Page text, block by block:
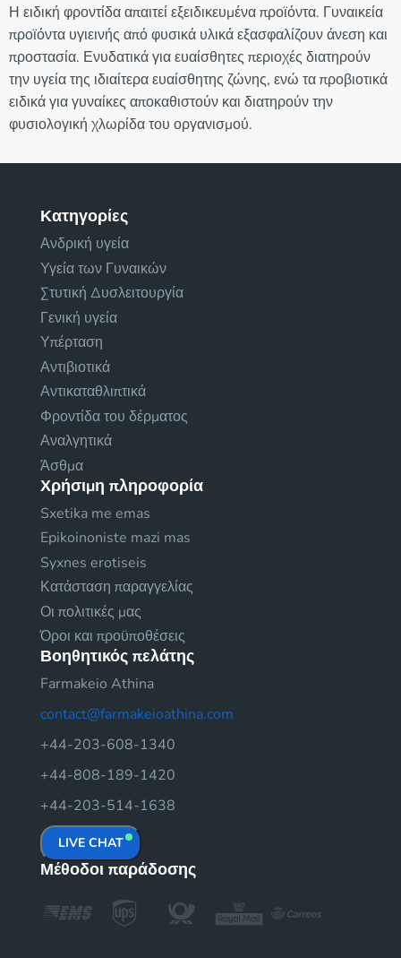
Η ειδική φροντίδα απαιτεί εξειδικευμένα προϊόντα. Γυναικεία
προϊόντα υγιεινής από φυσικά υλικά εξασφαλίζουν άνεση και
προστασία. Ενυδατικά για ευαίσθητες περιοχές διατηρούν
την υγεία της ιδιαίτερα ευαίσθητης ζώνης, ενώ τα προβιοτικά
ειδικά για γυναίκες αποκαθιστούν και διατηρούν την
φυσιολογική χλωρίδα του οργανισμού.
Κατηγορίες
Ανδρική υγεία
Υγεία των Γυναικών
Στυτική Δυσλειτουργία
Γενική υγεία
Υπέρταση
Αντιβιοτικά
Αντικαταθλιπτικά
Φροντίδα του δέρματος
Αναλγητικά
Άσθμα
Χρήσιμη πληροφορία
Sxetika me emas
Epikoinoniste mazi mas
Syxnes erotiseis
Κατάσταση παραγγελίας
Οι πολιτικές μας
Όροι και προϋποθέσεις
Βοηθητικός πελάτης
Farmakeio Athina
contact@farmakeioathina.com
+44-203-608-1340
+44-808-189-1420
+44-203-514-1638
LIVE CHAT
Μέθοδοι παράδοσης